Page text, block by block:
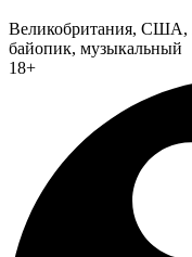
Великобритания, США,
байопик, музыкальный
18+